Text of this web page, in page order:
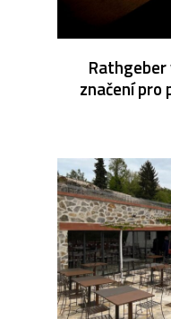
značení